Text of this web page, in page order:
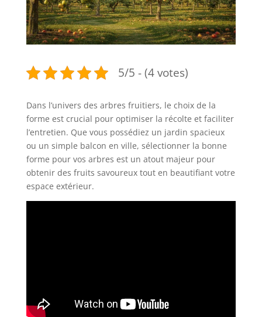
5/5 - (4 votes)
Dans l’univers des arbres fruitiers, le choix de la
forme est crucial pour optimiser la récolte et faciliter
l’entretien. Que vous possédiez un jardin spacieux
ou un simple balcon en ville, sélectionner la bonne
forme pour vos arbres est un atout majeur pour
obtenir des fruits savoureux tout en beautifiant votre
espace extérieur.